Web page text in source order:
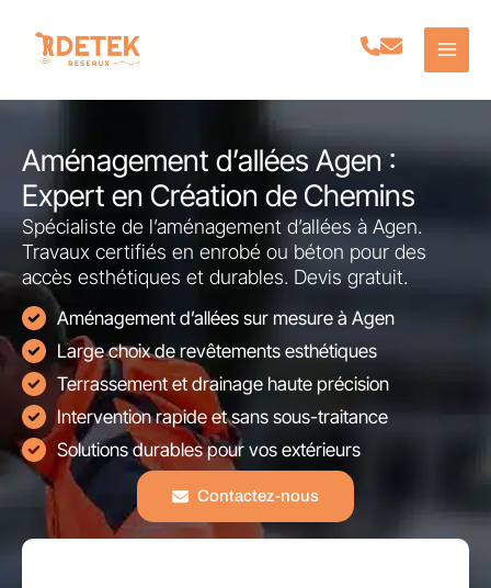
contenu
Aménagement d’allées Agen :
Expert en Création de Chemins
Spécialiste de l’aménagement d’allées à Agen.
Travaux certifiés en enrobé ou béton pour des
accès esthétiques et durables. Devis gratuit.
Aménagement d’allées sur mesure à Agen
Large choix de revêtements esthétiques
Terrassement et drainage haute précision
Intervention rapide et sans sous-traitance
Solutions durables pour vos extérieurs
Contactez-nous